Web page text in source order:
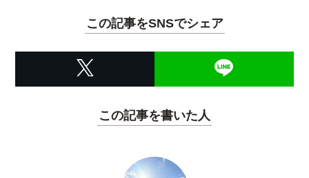
この記事をSNSでシェア
この記事を書いた人